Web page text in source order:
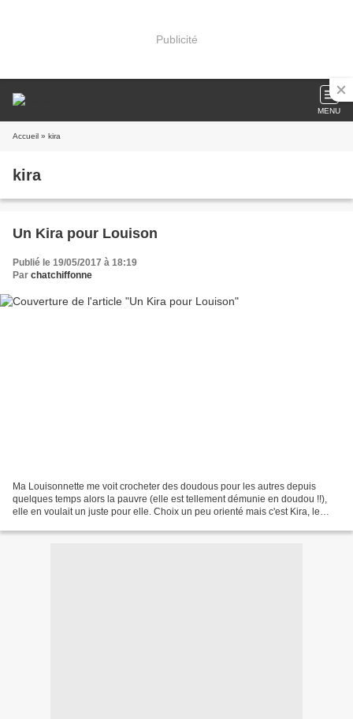
Publicité
MENU
Accueil » kira
kira
Un Kira pour Louison
Publié le 19/05/2017 à 18:19
Par chatchiffonne
Ma Louisonnette me voit crocheter des doudous pour les autres depuis
quelques temps alors la pauvre (elle est tellement démunie en doudou !!),
elle en voulait un juste pour elle. Choix un peu orienté mais c'est Kira, le